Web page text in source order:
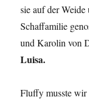
sie auf der
Schaffamilie
und Karolin von
Luisa.
Fluffy musste wir